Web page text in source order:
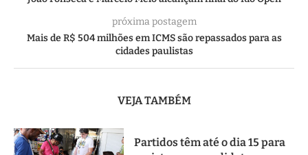
próxima postagem
Mais de R$ 504 milhões em ICMS são repassados para as
cidades paulistas
VEJA TAMBÉM
Partidos têm até o dia 15 para